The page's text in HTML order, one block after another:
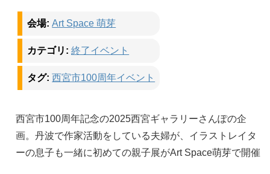
会場: Art Space 萌芽
カテゴリ: 終了イベント
タグ: 西宮市100周年イベント
西宮市100周年記念の2025西宮ギャラリーさんぽの企
画。丹波で作家活動をしている夫婦が、イラストレイタ
ーの息子も一緒に初めての親子展がArt Space萌芽で開催